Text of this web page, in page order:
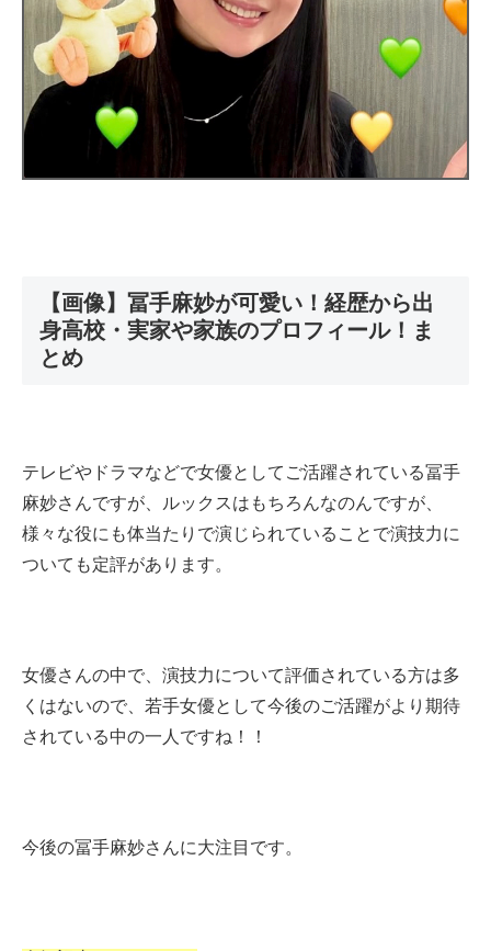
【画像】冨手麻妙が可愛い！経歴から出
身高校・実家や家族のプロフィール！ま
とめ
テレビやドラマなどで女優としてご活躍されている冨手
麻妙さんですが、ルックスはもちろんなのんですが、
様々な役にも体当たりで演じられていることで演技力に
ついても定評があります。
女優さんの中で、演技力について評価されている方は多
くはないので、若手女優として今後のご活躍がより期待
されている中の一人ですね！！
今後の冨手麻妙さんに大注目です。